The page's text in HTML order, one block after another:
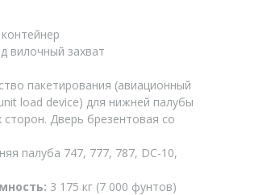
вилочный захват
пакетирования (авиационный
load device) для нижней палубы
Дверь брезентовая со
палуба 747, 777, 787, DC-10,
3 175 кг (7 000 фунтов)